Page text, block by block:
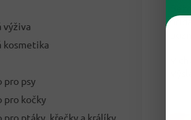
výživa
kosmetika
pro psy
pro kočky
pro ptáky, křečky a králíky